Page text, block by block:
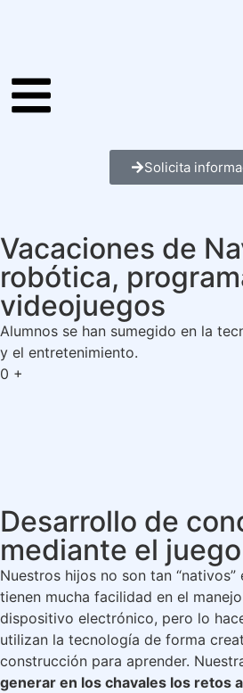
Solicita
Vacaciones de
robótica,
videojuegos
Alumnos se han sumegido en la
y el entretenimiento.
0 +
Desarrollo de
mediante el juego
Nuestros hijos no son tan
tienen mucha facilidad en el
dispositivo electrónico, pero lo
utilizan la tecnología de forma
construcción para aprender.
generar en los chavales los retos